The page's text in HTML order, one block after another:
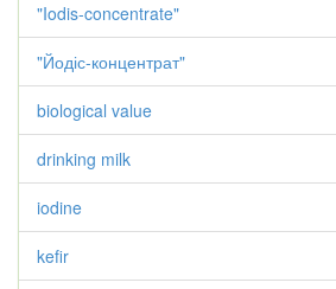
"Iodis-concentrate"
"Йодіс-концентрат"
biological value
drinking milk
iodine
kefir